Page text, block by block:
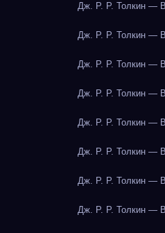
Дж. Р. Р. Толкин —
Дж. Р. Р. Толкин —
Дж. Р. Р. Толкин —
Дж. Р. Р. Толкин —
Дж. Р. Р. Толкин —
Дж. Р. Р. Толкин —
Дж. Р. Р. Толкин —
Дж. Р. Р. Толкин —